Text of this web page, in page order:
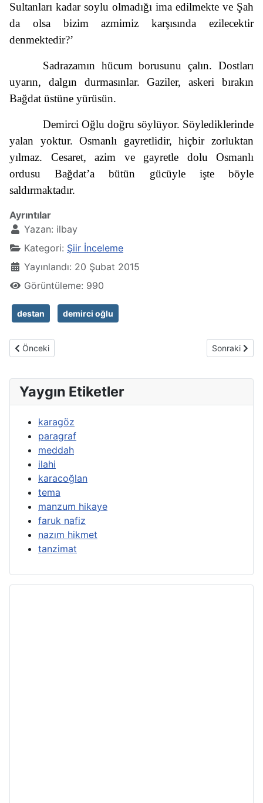
Sultanları kadar soylu olmadığı ima edilmekte ve Şah
da olsa bizim azmimiz karşısında ezilecektir
denmektedir?’
Sadrazamın hücum borusunu çalın. Dostları
uyarın, dalgın durmasınlar. Gaziler, askeri bırakın
Bağdat üstüne yürüsün.
Demirci Oğlu doğru söylüyor. Söylediklerinde
yalan yoktur. Osmanlı gayretlidir, hiçbir zorluktan
yılmaz. Cesaret, azim ve gayretle dolu Osmanlı
ordusu Bağdat’a bütün gücüyle işte böyle
saldırmaktadır.
Ayrıntılar
Yazan: ilbay
Kategori: Şiir İnceleme
Yayınlandı: 20 Şubat 2015
Görüntüleme: 990
destan demirci oğlu
Önceki makale: Kızılırmak Türküsü İnceleme
Önceki Sonraki
Sonraki
Yaygın Etiketler
karagöz
paragraf
meddah
ilahi
karacoğlan
tema
manzum hikaye
faruk nafiz
nazım hikmet
tanzimat